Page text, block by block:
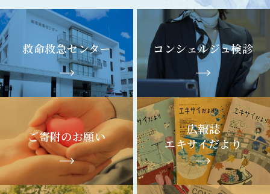
救命救急センター コンシェルジュ検診
ご寄附のお願い
広報誌
エキサイだより